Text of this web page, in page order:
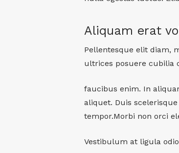
Aliquam erat
Pellentesque elit diam,
ultrices posuere cubilia
faucibus enim. In
aliquet. Duis
tempor.Morbi non orci
Vestibulum at ligula